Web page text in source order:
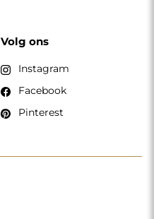
Volg ons
Instagram
Facebook
Pinterest